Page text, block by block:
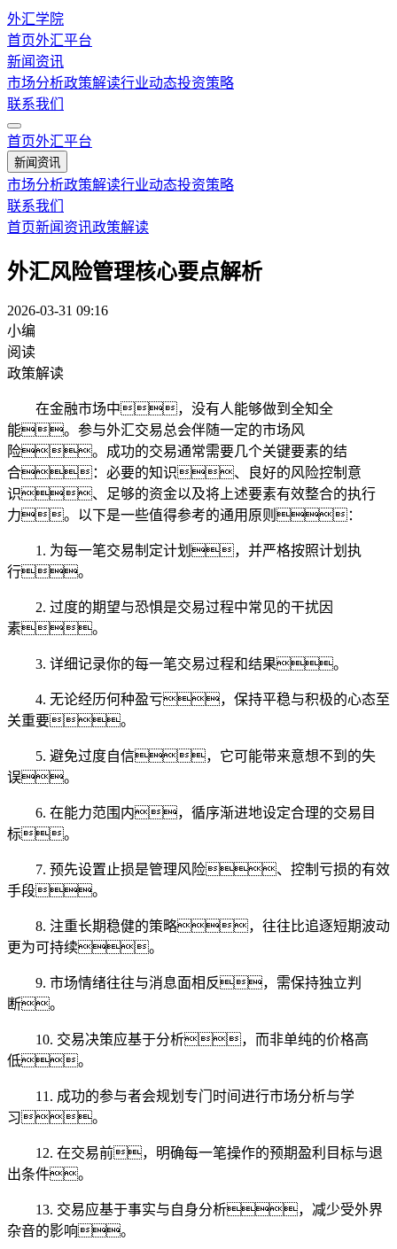
外汇学院
首页外汇平台
新闻资讯
市场分析政策解读行业动态投资策略
联系我们
首页外汇平台
新闻资讯
市场分析政策解读行业动态投资策略
联系我们
首页新闻资讯政策解读
外汇风险管理核心要点解析
2026-03-31 09:16
小编
阅读
政策解读
在金融市场中，没有人能够做到全知全
能。参与外汇交易总会伴随一定的市场风
险。成功的交易通常需要几个关键要素的结
合：必要的知识、良好的风险控制意
识、足够的资金以及将上述要素有效整合的执行
力。以下是一些值得参考的通用原则：
1. 为每一笔交易制定计划，并严格按照计划执
行。
2. 过度的期望与恐惧是交易过程中常见的干扰因
素。
3. 详细记录你的每一笔交易过程和结果。
4. 无论经历何种盈亏，保持平稳与积极的心态至
关重要。
5. 避免过度自信，它可能带来意想不到的失
误。
6. 在能力范围内，循序渐进地设定合理的交易目
标。
7. 预先设置止损是管理风险、控制亏损的有效
手段。
8. 注重长期稳健的策略，往往比追逐短期波动
更为可持续。
9. 市场情绪往往与消息面相反，需保持独立判
断。
10. 交易决策应基于分析，而非单纯的价格高
低。
11. 成功的参与者会规划专门时间进行市场分析与学
习。
12. 在交易前，明确每一笔操作的预期盈利目标与退
出条件。
13. 交易应基于事实与自身分析，减少受外界
杂音的影响。